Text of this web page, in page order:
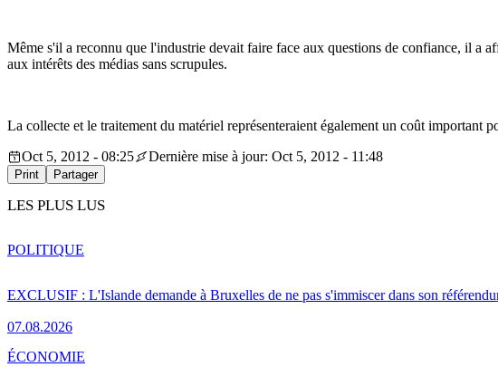
Même s'il a reconnu que l'industrie devait faire face aux questions de confiance, il a
aux intérêts des médias sans scrupules.
La collecte et le traitement du matériel représenteraient également un coût important
Oct 5, 2012 - 08:25
Dernière mise à jour: Oct 5, 2012 - 11:48
Print Partager
LES PLUS LUS
EXCLUSIF : L'Islande demande à Bruxelles de ne pas s'immiscer dans son
07.08.2026
POLITIQUE
ÉCONOMIE